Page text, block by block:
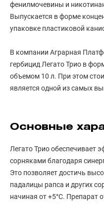
фенилмочевины и
Выпускается в форме
упаковке пластиковой
В компании Аграрная
гербицид Легато Трио в
объемом 10 л. При этом
является одной из самых
Основные
Легато Трио обеспечивает
сорняками благодаря
Это позволяет достичь
падалицы рапса и других
начиная от +5°С. Препарат